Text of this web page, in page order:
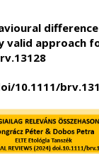
valid approach
10.1111/